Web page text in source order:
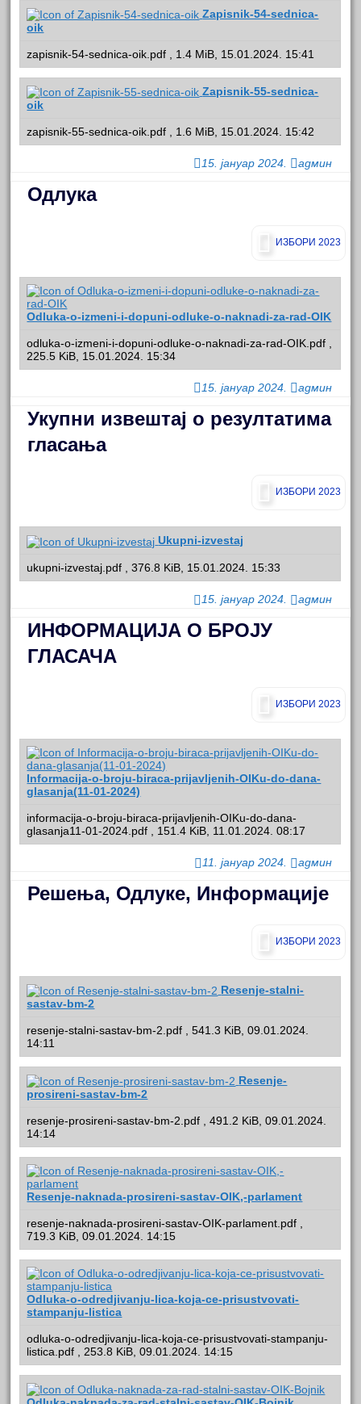
Zapisnik-54-sednica-
oik
zapisnik-54-sednica-oik.pdf , 1.4 MiB, 15.01.2024. 15:41
Zapisnik-55-sednica-
oik
zapisnik-55-sednica-oik.pdf , 1.6 MiB, 15.01.2024. 15:42
15. јануар 2024. админ
Одлука
ИЗБОРИ 2023
Odluka-o-izmeni-i-dopuni-odluke-o-naknadi-za-rad-OIK
odluka-o-izmeni-i-dopuni-odluke-o-naknadi-za-rad-OIK.pdf ,
225.5 KiB, 15.01.2024. 15:34
15. јануар 2024. админ
Укупни извештај о резултатима
гласања
ИЗБОРИ 2023
Ukupni-izvestaj
ukupni-izvestaj.pdf , 376.8 KiB, 15.01.2024. 15:33
15. јануар 2024. админ
ИНФОРМАЦИЈА О БРОЈУ
ГЛАСАЧА
ИЗБОРИ 2023
Informacija-o-broju-biraca-prijavljenih-OIKu-do-dana-
glasanja(11-01-2024)
informacija-o-broju-biraca-prijavljenih-OIKu-do-dana-
glasanja11-01-2024.pdf , 151.4 KiB, 11.01.2024. 08:17
11. јануар 2024. админ
Решења, Одлуке, Информације
ИЗБОРИ 2023
Resenje-stalni-
sastav-bm-2
resenje-stalni-sastav-bm-2.pdf , 541.3 KiB, 09.01.2024.
14:11
Resenje-
prosireni-sastav-bm-2
resenje-prosireni-sastav-bm-2.pdf , 491.2 KiB, 09.01.2024.
14:14
Resenje-naknada-prosireni-sastav-OIK,-parlament
resenje-naknada-prosireni-sastav-OIK-parlament.pdf ,
719.3 KiB, 09.01.2024. 14:15
Odluka-o-odredjivanju-lica-koja-ce-prisustvovati-
stampanju-listica
odluka-o-odredjivanju-lica-koja-ce-prisustvovati-stampanju-
listica.pdf , 253.8 KiB, 09.01.2024. 14:15